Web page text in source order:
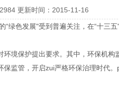
更新时间：2015-11-16
绿色发展"受到普遍关注，在“十三
境保护提出要求。其中，环保机
保监管，开启zui严格环保治理时代。